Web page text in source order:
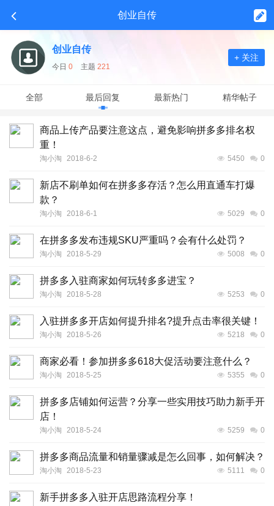
创业自传
创业自传
今日 0 主题 221
+ 关注
全部 最后回复 最新热门 精华帖子
商品上传产品要注意这点，避免影响拼多多排名权
重！
淘小淘 2018-6-2 5450 0
新店不刷单如何在拼多多存活？怎么用直通车打爆
款？
淘小淘 2018-6-1 5029 0
在拼多多发布违规SKU严重吗？会有什么处罚？
淘小淘 2018-5-29 5008 0
拼多多入驻商家如何玩转多多进宝？
淘小淘 2018-5-28 5253 0
入驻拼多多开店如何提升排名?提升点击率很关键！
淘小淘 2018-5-26 5218 0
商家必看！参加拼多多618大促活动要注意什么？
淘小淘 2018-5-25 5355 0
拼多多店铺如何运营？分享一些实用技巧助力新手开
店！
淘小淘 2018-5-24 5259 0
拼多多商品流量和销量骤减是怎么回事，如何解决？
淘小淘 2018-5-23 5111 0
新手拼多多入驻开店思路流程分享！